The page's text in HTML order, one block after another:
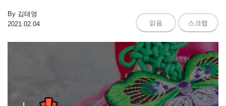
By 김태영
2021.02.04
읽음 스크랩